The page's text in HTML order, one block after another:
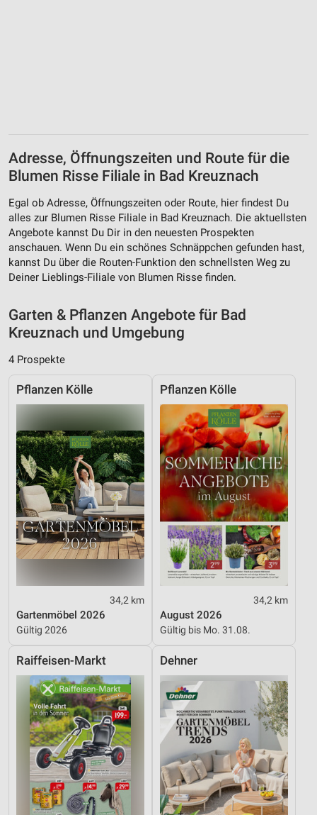
Adresse, Öffnungszeiten und Route für die
Blumen Risse Filiale in Bad Kreuz­nach
Egal ob Adresse, Öffnungszeiten oder Route, hier findest Du
alles zur Blumen Risse Filiale in Bad Kreuz­nach. Die aktuellsten
Angebote kannst Du Dir in den neuesten Prospekten
anschauen. Wenn Du ein schönes Schnäppchen gefunden hast,
kannst Du über die Routen-Funktion den schnellsten Weg zu
Deiner Lieblings-Filiale von Blumen Risse finden.
Garten & Pflanzen Angebote für Bad
Kreuznach und Umgebung
4 Prospekte
Pflanzen Kölle
34,2 km
Gartenmöbel 2026
Gültig 2026
Pflanzen Kölle
34,2 km
August 2026
Gültig bis Mo. 31.08.
Raiffeisen-Markt Dehner
Analyse von Zielgruppen durch Statistiken oder
Kombinationen von Daten aus verschiedenen
Quellen
Entwicklung und Verbesserung der Angebote
Verwendung reduzierter Daten zur Auswahl von
Inhalten
IAB-Besonderheiten:
Geräte anhand von aktiv angeforderten
Informationen identifizieren
Nicht-IAB-Verarbeitungszwecke:
Notwendig
Performance
Funktional
Werbung